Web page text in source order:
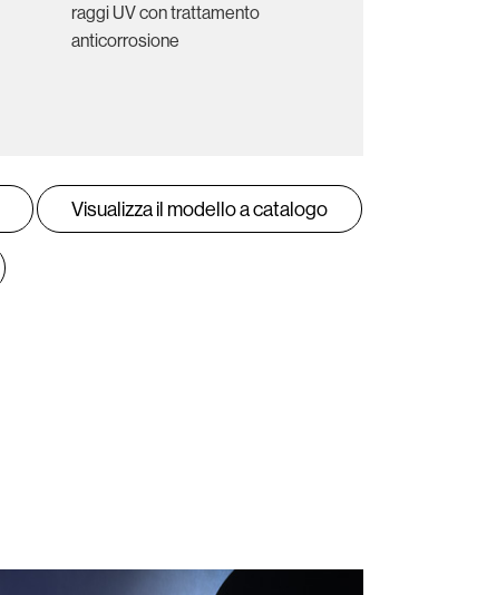
raggi UV con trattamento
anticorrosione
Visualizza il modello a catalogo